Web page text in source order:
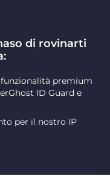
di rovinarti
funzionalità premium
ID Guard e
per il nostro IP